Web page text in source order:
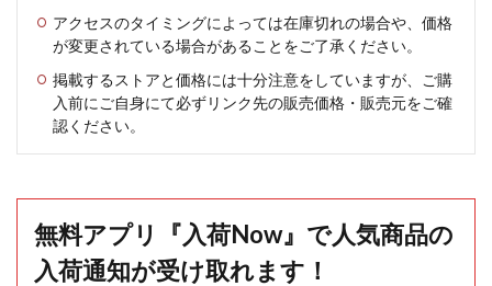
アクセスのタイミングによっては在庫切れの場合や、価格
が変更されている場合があることをご了承ください。
掲載するストアと価格には十分注意をしていますが、ご購
入前にご自身にて必ずリンク先の販売価格・販売元をご確
認ください。
無料アプリ『入荷Now』で人気商品の
入荷通知が受け取れます！